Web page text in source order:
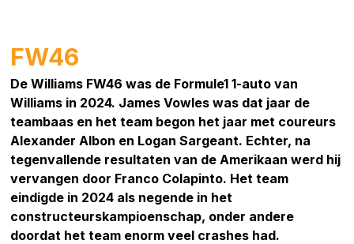
FW46
De Williams FW46 was de Formule1 1-auto van
Williams in 2024. James Vowles was dat jaar de
teambaas en het team begon het jaar met coureurs
Alexander Albon en Logan Sargeant. Echter, na
tegenvallende resultaten van de Amerikaan werd hij
vervangen door Franco Colapinto. Het team
eindigde in 2024 als negende in het
constructeurskampioenschap, onder andere
doordat het team enorm veel crashes had.